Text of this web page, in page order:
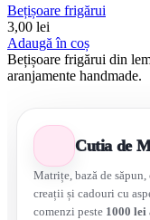
Bețișoare frigărui
3,00 lei
Adaugă în coș
Bețișoare frigărui din
aranjamente handmade.
Cutia de
Matrițe, bază de
creații și cadouri cu
comenzi peste 1000 lei